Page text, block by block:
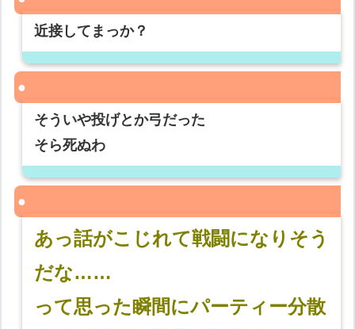
近接してまっか？
そういや投げとか弓だった
そら死ぬわ
あっ話がこじれて戦闘になりそう
だな……
って思った瞬間にパーティー分散